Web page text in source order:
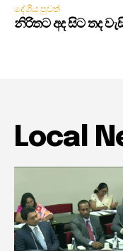
දේශීය පුවත්
නිරිතට අද සිට තද
Local